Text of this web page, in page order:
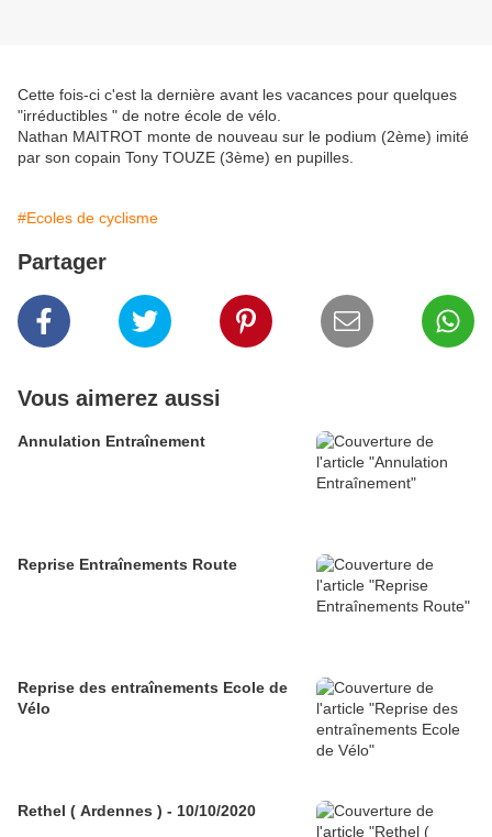
Cette fois-ci c'est la dernière avant les vacances pour quelques
"irréductibles " de notre école de vélo.
Nathan MAITROT monte de nouveau sur le podium (2ème) imité
par son copain Tony TOUZE (3ème) en pupilles.
#Ecoles de cyclisme
Partager
Vous aimerez aussi
Annulation Entraînement
Reprise Entraînements Route
Reprise des entraînements Ecole de
Vélo
Rethel ( Ardennes ) - 10/10/2020